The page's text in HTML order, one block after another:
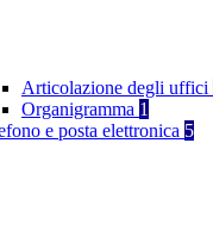
Articolazione degli uffici
Organigramma 1
e posta elettronica 5